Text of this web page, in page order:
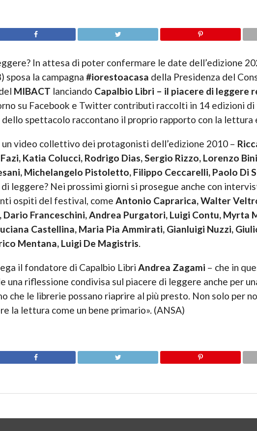
In attesa di poter confermare le date dell’edizione
la campagna #iorestoacasa della Presidenza del
MIBACT lanciando Capalbio Libri – il piacere di leggere
su Facebook e Twitter contributi raccolti in 14 edizioni
spettacolo raccontano il proprio rapporto con la lettura
video collettivo dei protagonisti dell’edizione 2010 –
Katia Colucci, Rodrigo Dias, Sergio Rizzo, Lorenzo
Michelangelo Pistoletto, Filippo Ceccarelli, Paolo Di
leggere? Nei prossimi giorni si prosegue anche con
ospiti del festival, come Antonio Caprarica, Walter
Dario Franceschini, Andrea Purgatori, Luigi Contu, Myrta
Castellina, Maria Pia Ammirati, Gianluigi Nuzzi,
Mentana, Luigi De Magistris.
il fondatore di Capalbio Libri Andrea Zagami – che in
una riflessione condivisa sul piacere di leggere anche per
che le librerie possano riaprire al più presto. Non solo per
la lettura come un bene primario». (ANSA)